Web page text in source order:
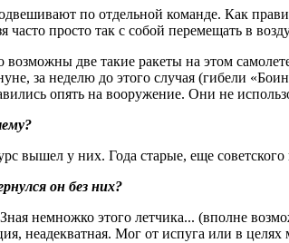
по отдельной команде. Как
часто просто так с собой перемещать в
возможны две такие ракеты на этом
за неделю до этого случая (гибели
опять на вооружение. Они не
вышел у них. Года старые, еще
он без них?
немножко этого летчика... (вполне
неадекватная. Мог от испуга или в